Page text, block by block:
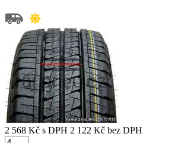
2 568 Kč s DPH 2 122 Kč bez DPH